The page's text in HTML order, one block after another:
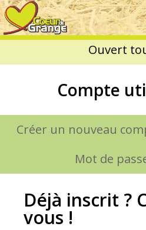
Coeur
Grange
Compte
Onglets
principaux
Créer un nouveau
Mot de
Déjà inscrit ?
vous !